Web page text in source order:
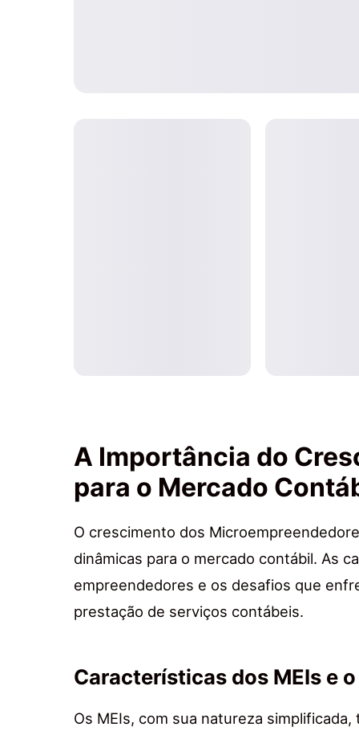
A Importância do
para o Mercado
O crescimento dos
dinâmicas para o mercado contábil. As
empreendedores e os desafios que
prestação de serviços contábeis.
Características dos MEIs e
Os MEIs, com sua natureza